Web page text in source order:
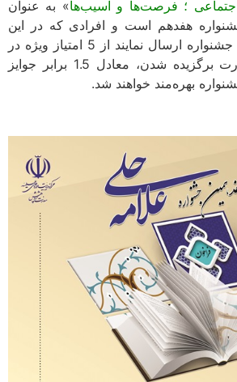
؛ فرصت‌ها و آسیب‌ها» به عنوان
هفدهم است و افرادی که در این
موضوع آثار خود را به جشنواره ارسال نمایند از 5 امتیاز ویژه در
ارزیابی آثار و در صورت برگزیده شدن، معادل 1.5 برابر جوایز
بهره‌مند خواهند شد.